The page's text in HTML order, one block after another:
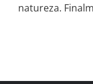
natureza.